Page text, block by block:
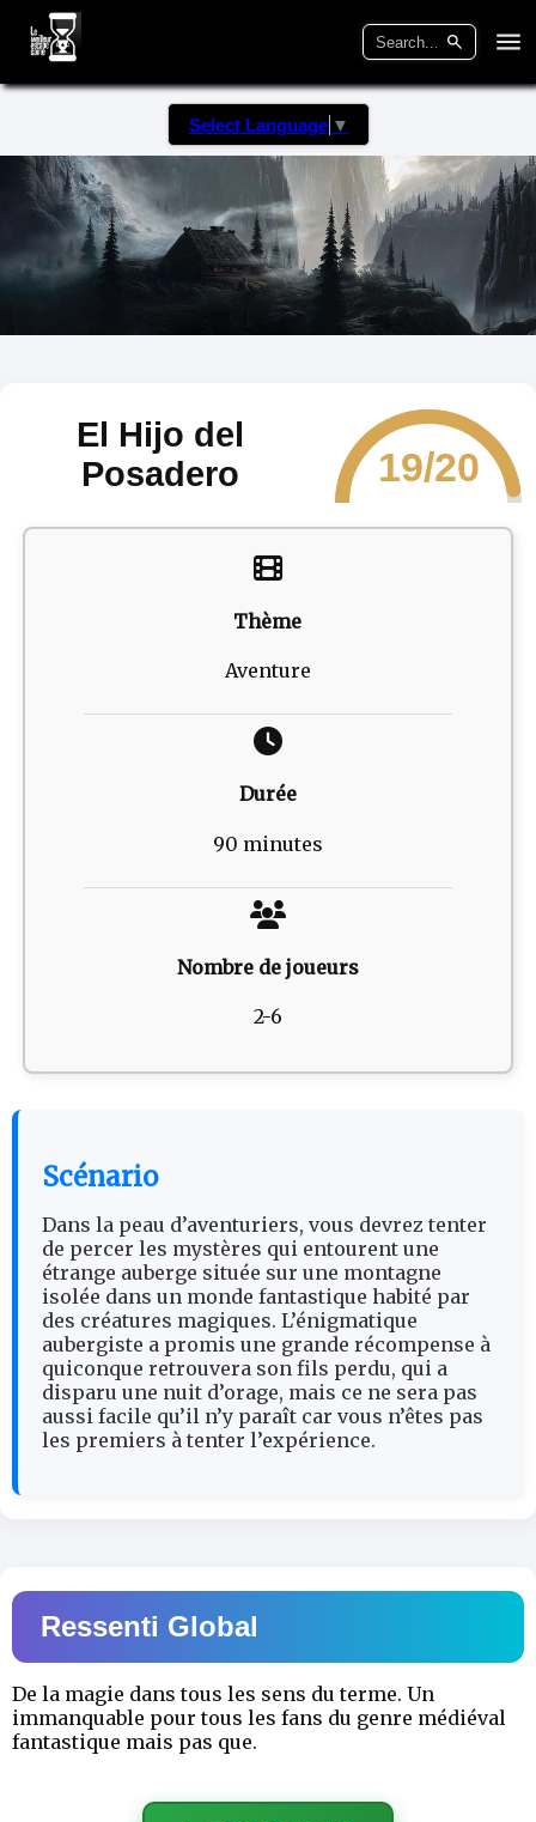
Select Language ▼
El Hijo del
Posadero
19/20
Thème
Aventure
Durée
90 minutes
Nombre de joueurs
2-6
Scénario
Dans la peau d’aventuriers, vous devrez tenter
de percer les mystères qui entourent une
étrange auberge située sur une montagne
isolée dans un monde fantastique habité par
des créatures magiques. L’énigmatique
aubergiste a promis une grande récompense à
quiconque retrouvera son fils perdu, qui a
disparu une nuit d’orage, mais ce ne sera pas
aussi facile qu’il n’y paraît car vous n’êtes pas
les premiers à tenter l’expérience.
Ressenti Global
De la magie dans tous les sens du terme. Un
immanquable pour tous les fans du genre médiéval
fantastique mais pas que.